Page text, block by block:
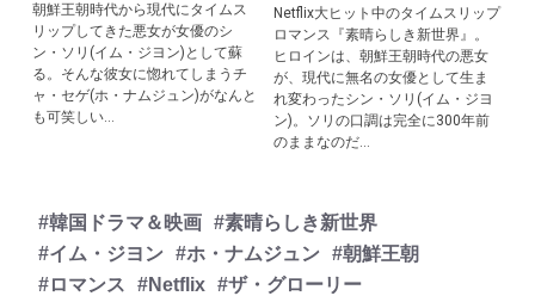
朝鮮王朝時代から現代にタイムス
リップしてきた悪女が女優のシ
ン・ソリ(イム・ジヨン)として蘇
る。そんな彼女に惚れてしまうチ
ャ・セゲ(ホ・ナムジュン)がなんと
も可笑しい...
Netflix大ヒット中のタイムスリップ
ロマンス『素晴らしき新世界』。
ヒロインは、朝鮮王朝時代の悪女
が、現代に無名の女優として生ま
れ変わったシン・ソリ(イム・ジヨ
ン)。ソリの口調は完全に300年前
のままなのだ...
#韓国ドラマ＆映画 #素晴らしき新世界
#イム・ジヨン #ホ・ナムジュン #朝鮮王朝
#ロマンス
#Netflix #ザ・グローリー